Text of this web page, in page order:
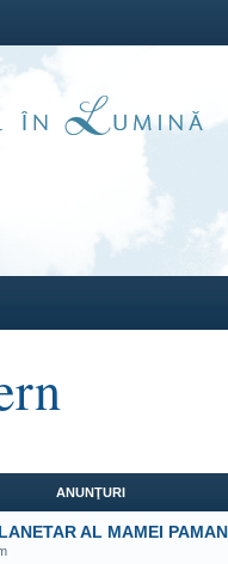
ANUNŢURI
AL MAMEI